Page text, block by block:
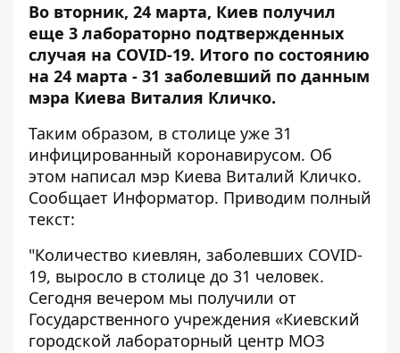
Во вторник, 24 марта, Киев получил
еще 3 лабораторно подтвержденных
случая на COVID-19. Итого по состоянию
на 24 марта - 31 заболевший по данным
мэра Киева Виталия Кличко.
Таким образом, в столице уже 31
инфицированный коронавирусом. Об
этом написал мэр Киева Виталий Кличко.
Сообщает Информатор. Приводим полный
текст:
"Количество киевлян, заболевших COVID-
19, выросло в столице до 31 человек.
Сегодня вечером мы получили от
Государственного учреждения «Киевский
городской лабораторный центр МОЗ